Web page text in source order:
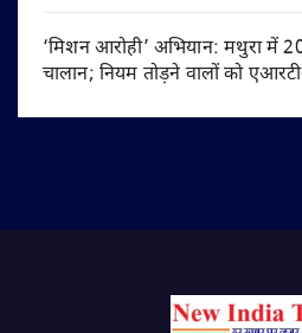
‘मिशन आरोही’ अभियान: मथुरा में
चालान; नियम तोड़ने वालों को